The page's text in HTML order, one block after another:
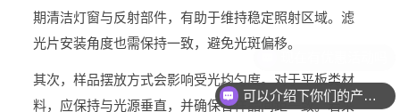
期清洁灯窗与反射部件，有助于维持稳定照射区域。滤
光片安装角度也需保持一致，避免光斑偏移。
其次，样品摆放方式会影响受光均匀度。对于平板类材
料，应保持与光源垂直，并确保各样品间距一致。若采
可以介绍下你们的产品么